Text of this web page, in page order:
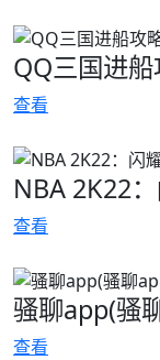
QQ三国进
查看
NBA 2K22
查看
骚聊app(骚
查看